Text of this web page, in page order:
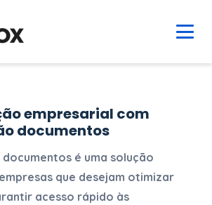
empresarial com
documentos
é uma solução
que desejam otimizar
acesso rápido às